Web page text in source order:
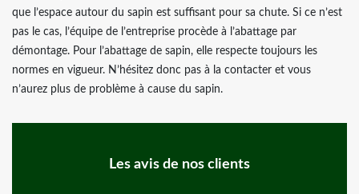
que l’espace autour du sapin est suffisant pour sa chute. Si ce n’est
pas le cas, l’équipe de l’entreprise procède à l’abattage par
démontage. Pour l’abattage de sapin, elle respecte toujours les
normes en vigueur. N’hésitez donc pas à la contacter et vous
n’aurez plus de problème à cause du sapin.
Les avis de nos clients